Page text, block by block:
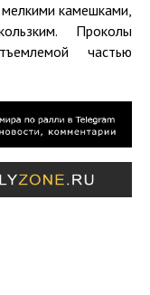
камешками,
Проколы
частью